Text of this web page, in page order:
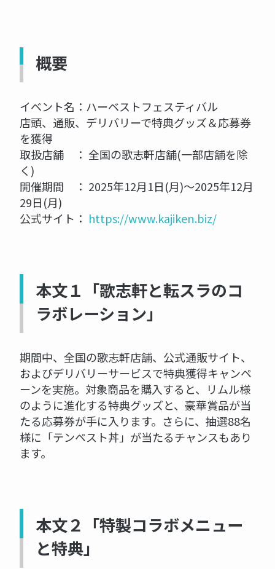
概要
イベント名：ハーベストフェスティバル
店頭、通販、デリバリーで特典グッズ＆応募券
を獲得
取扱店舗 ： 全国の歌志軒店舗(一部店舗を除
く)
開催期間 ： 2025年12月1日(月)～2025年12月
29日(月)
公式サイト： https://www.kajiken.biz/
本文１「歌志軒と転スラのコ
ラボレーション」
期間中、全国の歌志軒店舗、公式通販サイト、
およびデリバリーサービスで特典獲得キャンペ
ーンを実施。対象商品を購入すると、リムル様
のように進化する特典グッズと、豪華賞品が当
たる応募券が手に入ります。さらに、抽選88名
様に「テンペスト丼」が当たるチャンスもあり
ます。
本文２「特製コラボメニュー
と特典」